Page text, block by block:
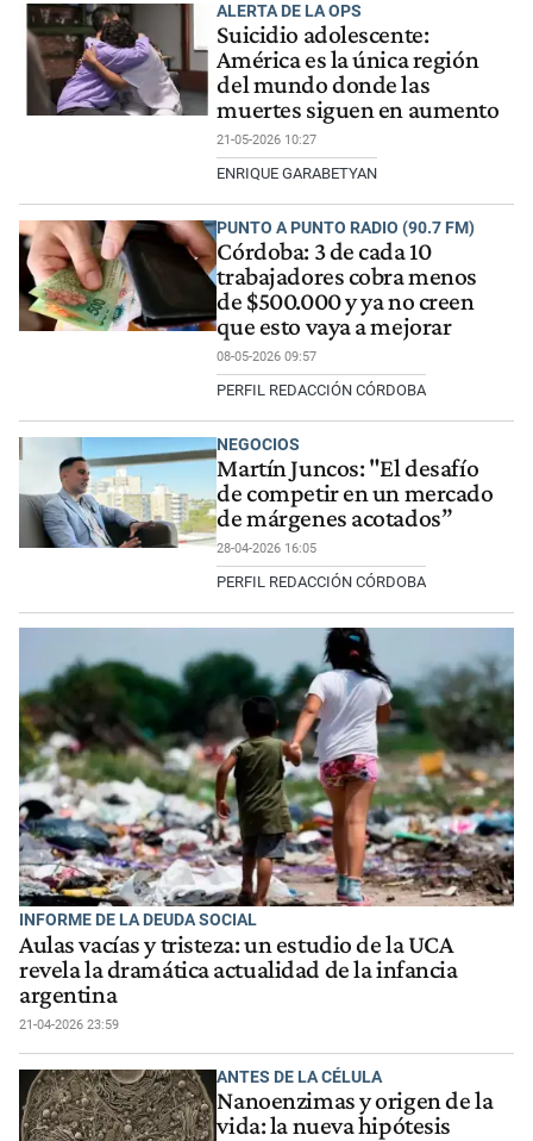
ALERTA DE LA OPS
Suicidio adolescente:
América es la única región
del mundo donde las
muertes siguen en aumento
21-05-2026 10:27
ENRIQUE GARABETYAN
PUNTO A PUNTO RADIO (90.7 FM)
Córdoba: 3 de cada 10
trabajadores cobra menos
de $500.000 y ya no creen
que esto vaya a mejorar
08-05-2026 09:57
PERFIL REDACCIÓN CÓRDOBA
NEGOCIOS
Martín Juncos: "El desafío
de competir en un mercado
de márgenes acotados”
28-04-2026 16:05
PERFIL REDACCIÓN CÓRDOBA
INFORME DE LA DEUDA SOCIAL
Aulas vacías y tristeza: un estudio de la UCA
revela la dramática actualidad de la infancia
argentina
21-04-2026 23:59
ANTES DE LA CÉLULA
Nanoenzimas y origen de la
vida: la nueva hipótesis